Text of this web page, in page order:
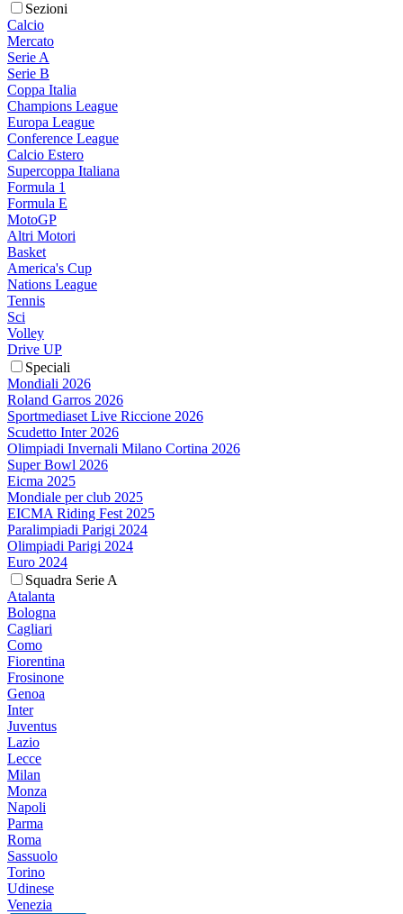
Sezioni
Calcio
Mercato
Serie A
Serie B
Coppa Italia
Champions League
Europa League
Conference League
Calcio Estero
Supercoppa Italiana
Formula 1
Formula E
MotoGP
Altri Motori
Basket
America's Cup
Nations League
Tennis
Sci
Volley
Drive UP
Speciali
Mondiali 2026
Roland Garros 2026
Sportmediaset Live Riccione 2026
Scudetto Inter 2026
Olimpiadi Invernali Milano Cortina 2026
Super Bowl 2026
Eicma 2025
Mondiale per club 2025
EICMA Riding Fest 2025
Paralimpiadi Parigi 2024
Olimpiadi Parigi 2024
Euro 2024
Squadra Serie A
Atalanta
Bologna
Cagliari
Como
Fiorentina
Frosinone
Genoa
Inter
Juventus
Lazio
Lecce
Milan
Monza
Napoli
Parma
Roma
Sassuolo
Torino
Udinese
Venezia